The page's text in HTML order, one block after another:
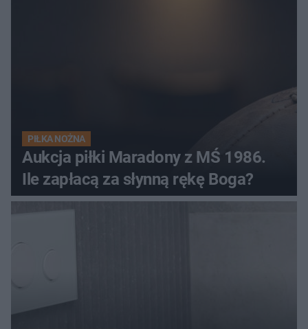
PIŁKA NOŻNA
Aukcja piłki Maradony z MŚ 1986.
Ile zapłacą za słynną rękę Boga?